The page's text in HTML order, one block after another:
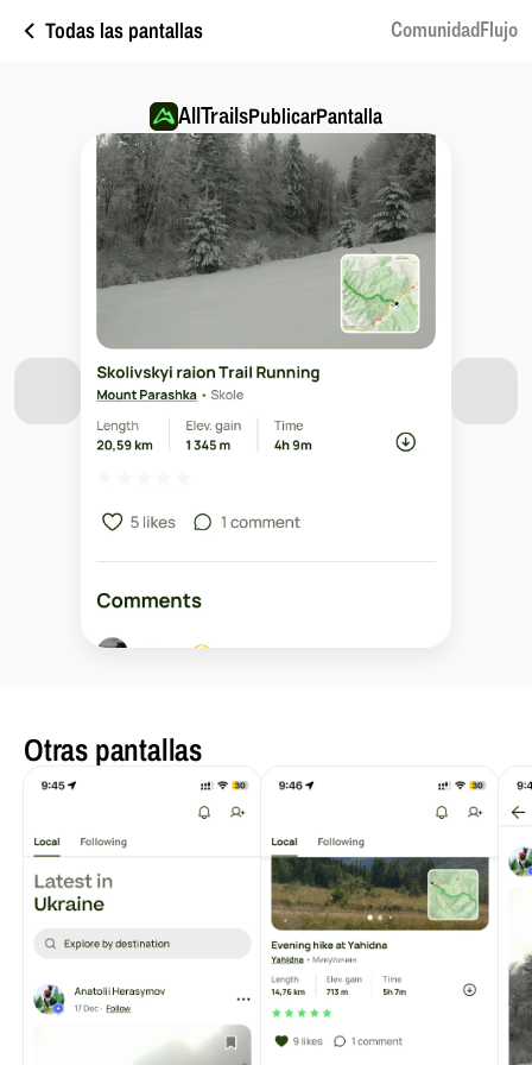
Todas las pantallas ComunidadFlujo
AllTrailsPublicarPantalla
Otras pantallas